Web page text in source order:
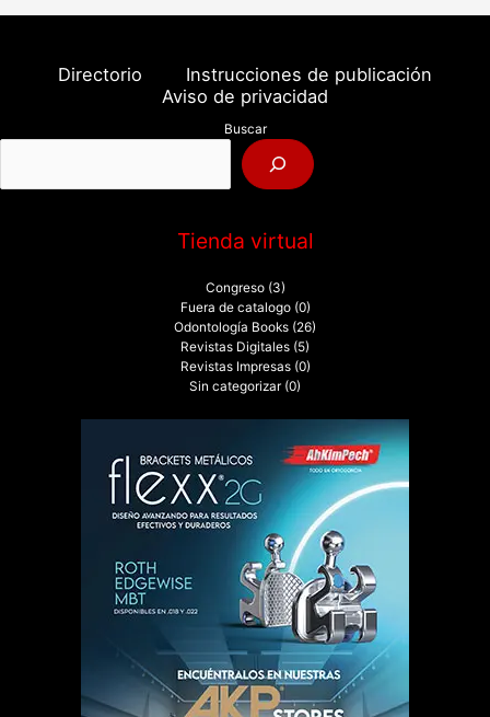
s
o
:
Directorio
Instrucciones de publicación
Aviso de privacidad
Buscar
Tienda virtual
Congreso (3)
Fuera de catalogo (0)
Odontología Books (26)
Revistas Digitales (5)
Revistas Impresas (0)
Sin categorizar (0)